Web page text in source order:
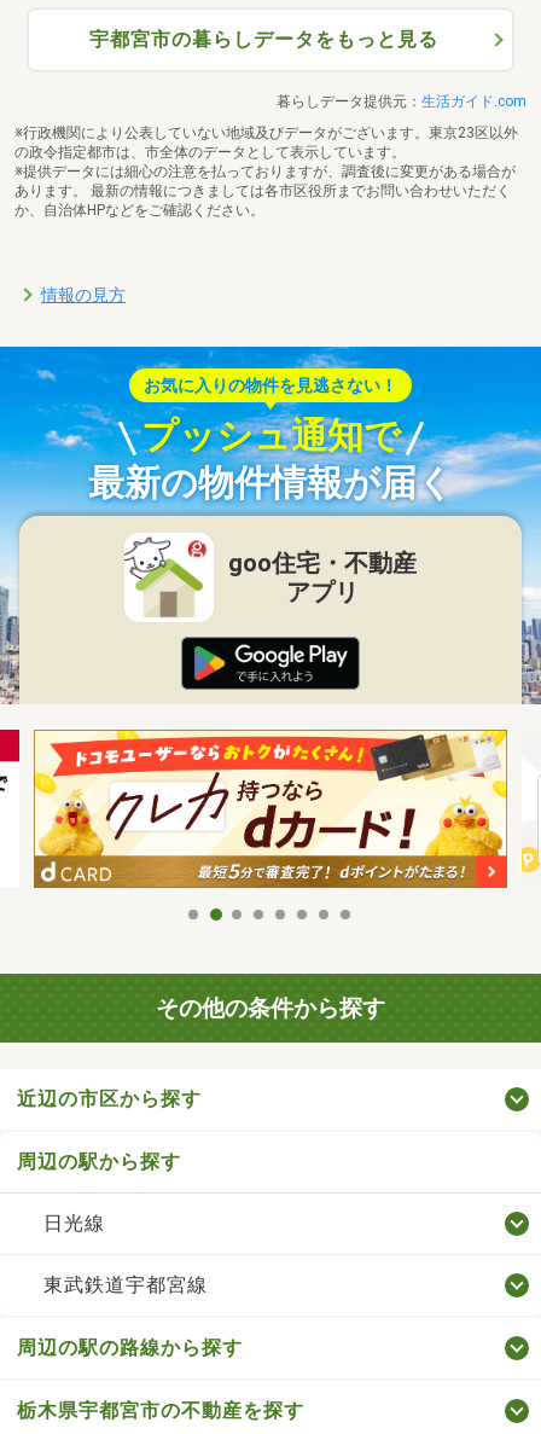
宇都宮市の暮らしデータをもっと見る
暮らしデータ提供元： 生活ガイド.com
※行政機関により公表していない地域及びデータがございます。東京23区以外
の政令指定都市は、市全体のデータとして表示しています。
※提供データには細心の注意を払っておりますが、調査後に変更がある場合が
あります。 最新の情報につきましては各市区役所までお問い合わせいただく
か、自治体HPなどをご確認ください。
情報の見方
お気に入りの物件を見逃さない！
プッシュ通知で
最新の物件情報が届く
goo住宅・不動産
アプリ
その他の条件から探す
近辺の市区から探す
周辺の駅から探す
日光線
東武鉄道宇都宮線
周辺の駅の路線から探す
栃木県宇都宮市の不動産を探す